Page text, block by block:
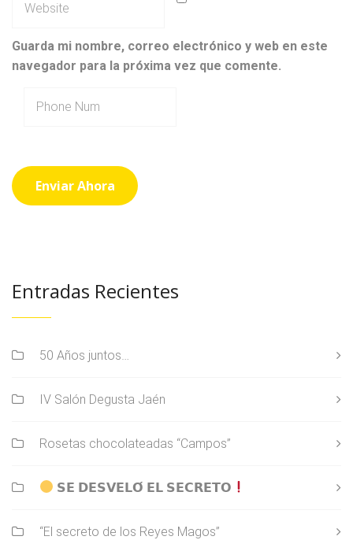
Guarda mi nombre, correo electrónico y web en este
navegador para la próxima vez que comente.
Entradas Recientes
50 Años juntos…
IV Salón Degusta Jaén
Rosetas chocolateadas “Campos”
𝗦𝗘 𝗗𝗘𝗦𝗩𝗘𝗟𝗢́ 𝗘𝗟 𝗦𝗘𝗖𝗥𝗘𝗧𝗢
“El secreto de los Reyes Magos”